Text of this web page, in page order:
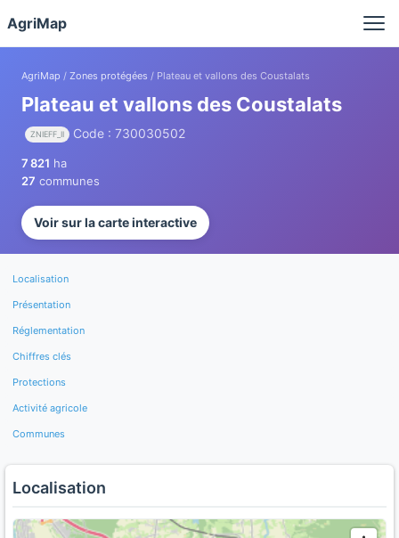
AgriMap
AgriMap / Zones protégées / Plateau et vallons des Coustalats
Plateau et vallons des Coustalats
ZNIEFF_II Code : 730030502
7 821 ha
27 communes
Voir sur la carte interactive
Localisation
Présentation
Réglementation
Chiffres clés
Protections
Activité agricole
Communes
Localisation